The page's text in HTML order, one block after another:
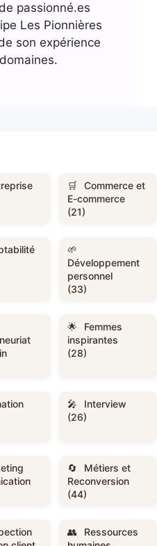
passionné.es
Les Pionnières
son expérience
Commerce et
E-commerce
(21)
Développement
personnel
(33)
Femmes
inspirantes
(28)
Interview
(26)
Métiers et
Reconversion
(44)
Ressources